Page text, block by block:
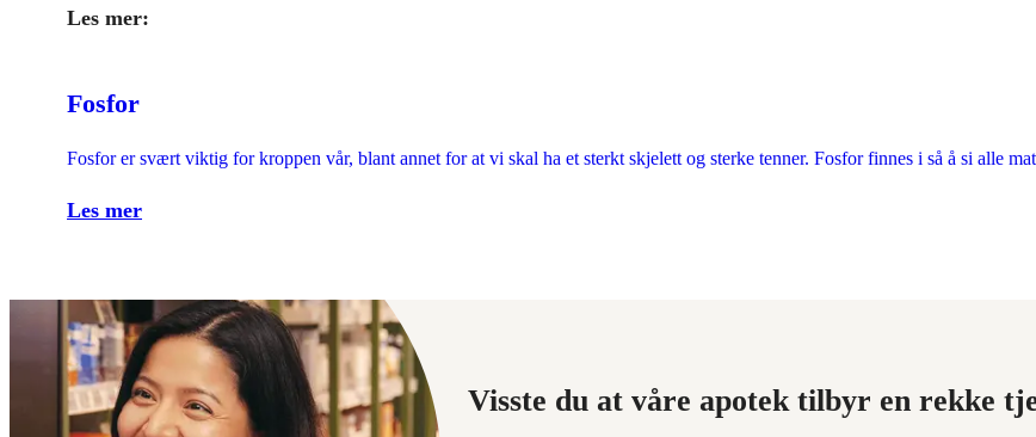
Les mer:
Fosfor
Fosfor er svært viktig for kroppen vår, blant annet for at vi skal ha et sterkt skjelett og sterke tenner. Fosfor finnes i så å si alle
Les mer
Visste du at våre apotek tilbyr en rekke